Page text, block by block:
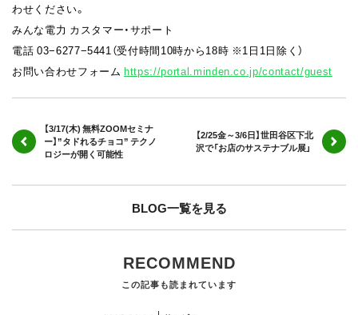
わせください。
みんな電⼒ カスタマー・サポート
電話 03−6277−5441（受付時間10時から18時 ※1⽇1⽇除く）
お問い合わせフォーム https://portal.minden.co.jp/contact/guest
【3/17(木) 無料ZOOMセミナ
ー】”タドれるチョコ” テクノ
ロジーが開く可能性
【2/25金～3/6日】世田谷区下北
沢で「お店のサステナブル展」
BLOG一覧を見る
RECOMMEND
この記事も読まれています